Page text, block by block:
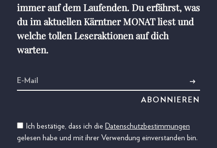
immer auf dem Laufenden. Du erfährst, was
du im aktuellen Kärntner MONAT liest und
welche tollen Leseraktionen auf dich
warten.
Ich bestätige, dass ich die Datenschutzbestimmungen
gelesen habe und mit ihrer Verwendung einverstanden bin.